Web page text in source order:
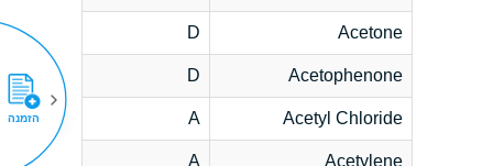
Acetone
D
Acetophenone
D
Acetyl Chloride
A
Acetylene
A
הזמנה